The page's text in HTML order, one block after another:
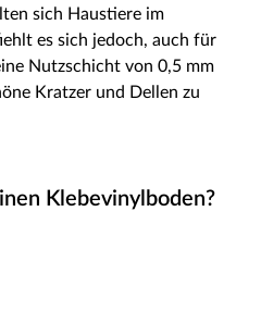
sich Haustiere im
es sich jedoch, auch für
Nutzschicht von 0,5 mm
Kratzer und Dellen zu
Klebevinylboden?